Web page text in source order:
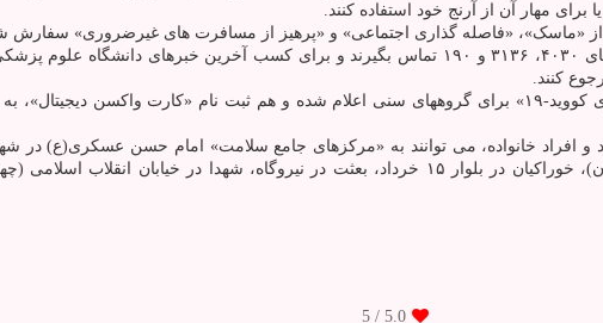
مهار آن از آرنج خود استفاده کنند.
از «ماسک»، «فاصله گذاری اجتماعی» و «پرهیز از مسافرت های غیرضروری»
و
همه ایرانی ها می توانند به منظور تعیین زمان بندی و نوبت دهی «تزریق واکسن بیماری کووید-۱۹» برای گروههای سنی اعلام شده و
و افراد خانواده، می توانند به «مرکزهای جامع سلامت» امام حسن عسکری(ع)
بلوار شهید کریمی (بنیاد)، فرقانی در انتهای شیخ آباد، پردیس در پردیسان (خیابان ایمان)، خوراکیان در بلوار ۱۵
5.0
/ 5